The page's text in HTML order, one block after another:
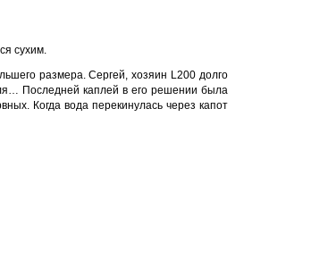
сухим.
размера. Сергей, хозяин L200 долго
Последней каплей в его решении была
Когда вода перекинулась через капот